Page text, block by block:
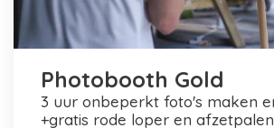
Photobooth Gold
3 uur onbeperkt foto's maken en printen
+gratis rode loper en afzetpalen